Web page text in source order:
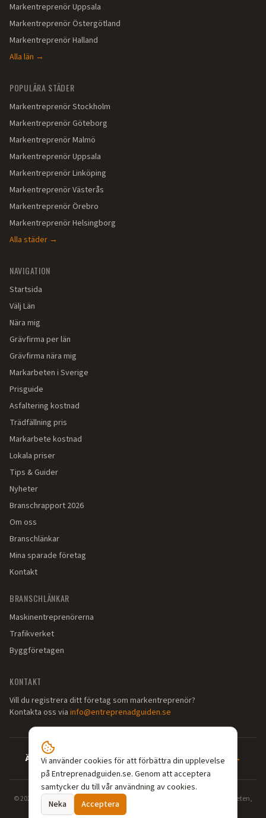
MarkentreprenörUppsala
MarkentreprenörÖstergötland
MarkentreprenörHalland
Alla län →
POPULÄRA STÄDER
MarkentreprenörStockholm
MarkentreprenörGöteborg
MarkentreprenörMalmö
MarkentreprenörUppsala
MarkentreprenörLinköping
MarkentreprenörVästerås
MarkentreprenörÖrebro
MarkentreprenörHelsingborg
Alla städer →
NAVIGATION
Startsida
Välj Län
Nära mig
Grävfirma per län
Grävfirma nära mig
Markarbeten i Sverige
Prisguide
Asfaltering kostnad
Trädfällning pris
Markarbete kostnad
Lokala priser
Tips & Guider
Nyheter
Branschrapport 2026
Om oss
Branschlänkar
Mina sparade företag
Kontakt
BRANSCHLÄNKAR
Maskinentreprenörerna
Trafikverket
Byggföretagen
KONTAKT
Vill du registrera ditt företag som markentreprenör?
Kontakta oss via info@entreprenadguiden.se
Är du markentreprenör?—Syns där dina kunder söker →
©2026
Entreprenadguiden.se — Din guide till markentreprenörer. Grävarbeten,
dränering, enskilt avlopp, schaktning och markarbeten i hela Sverige.
Vi använder cookies för att förbättra din upplevelse
på Entreprenadguiden.se. Genom att acceptera
samtycker du till vår användning av cookies.
Neka
Acceptera